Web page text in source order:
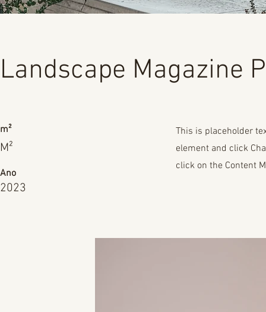
Landscape Magazine
m²
M²
Ano
2023
This is placeholder
element and click
click on the Content